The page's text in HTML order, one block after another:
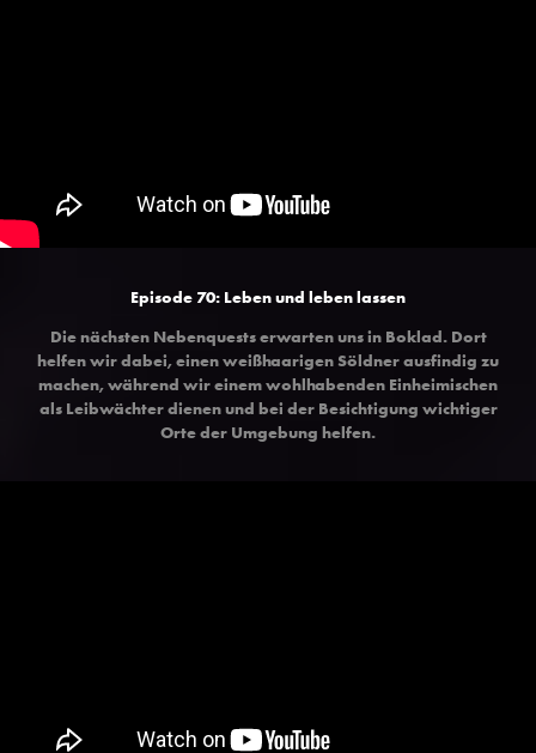
Episode 70: Leben und leben lassen
Die nächsten Nebenquests erwarten uns in Boklad. Dort
helfen wir dabei, einen weißhaarigen Söldner ausfindig zu
machen, während wir einem wohlhabenden Einheimischen
als Leibwächter dienen und bei der Besichtigung wichtiger
Orte der Umgebung helfen.